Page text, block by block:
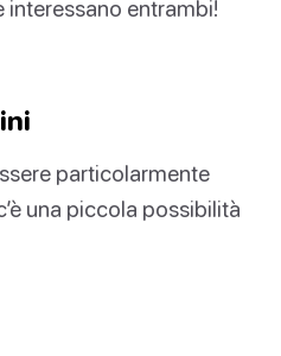
entrambi!
particolarmente
una piccola possibilità